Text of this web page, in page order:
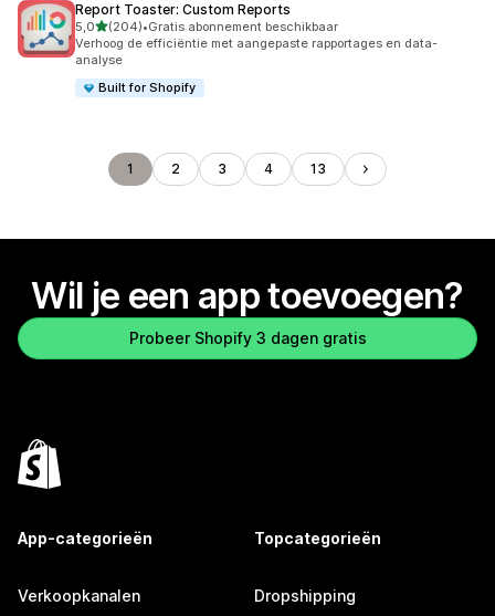
Report Toaster: Custom Reports
5,0van 5 sterren
(204)
204 recensies in totaal
•Gratis abonnement beschikbaar
Verhoog de efficiëntie met aangepaste rapportages en data-
analyse
Built for Shopify
1 2 3 4 13
Wil je een app toevoegen?
Probeer Shopify 3 dagen gratis
App-categorieën
Verkoopkanalen
Topcategorieën
Dropshipping